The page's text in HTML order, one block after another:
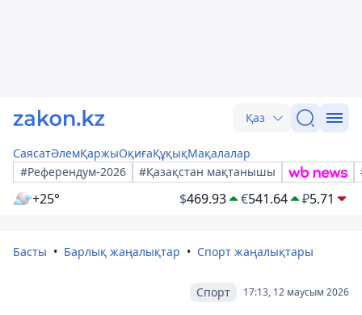
Қаз
СаясатӘлемҚаржыОқиғаҚұқықМақалалар
#Референдум-2026
#Қазақстан мақтанышы
+25° $469.93 €541.64 ₽5.71
Басты Барлық жаңалықтар Спорт жаңалықтары
17:13, 12 маусым 2026
Спорт